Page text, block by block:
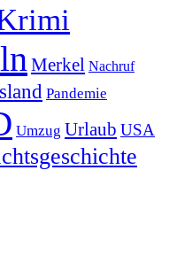
Merkel Nachruf
Pandemie
Umzug Urlaub USA